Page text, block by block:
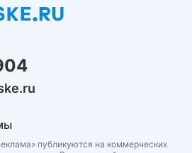
публикуются на коммерческих